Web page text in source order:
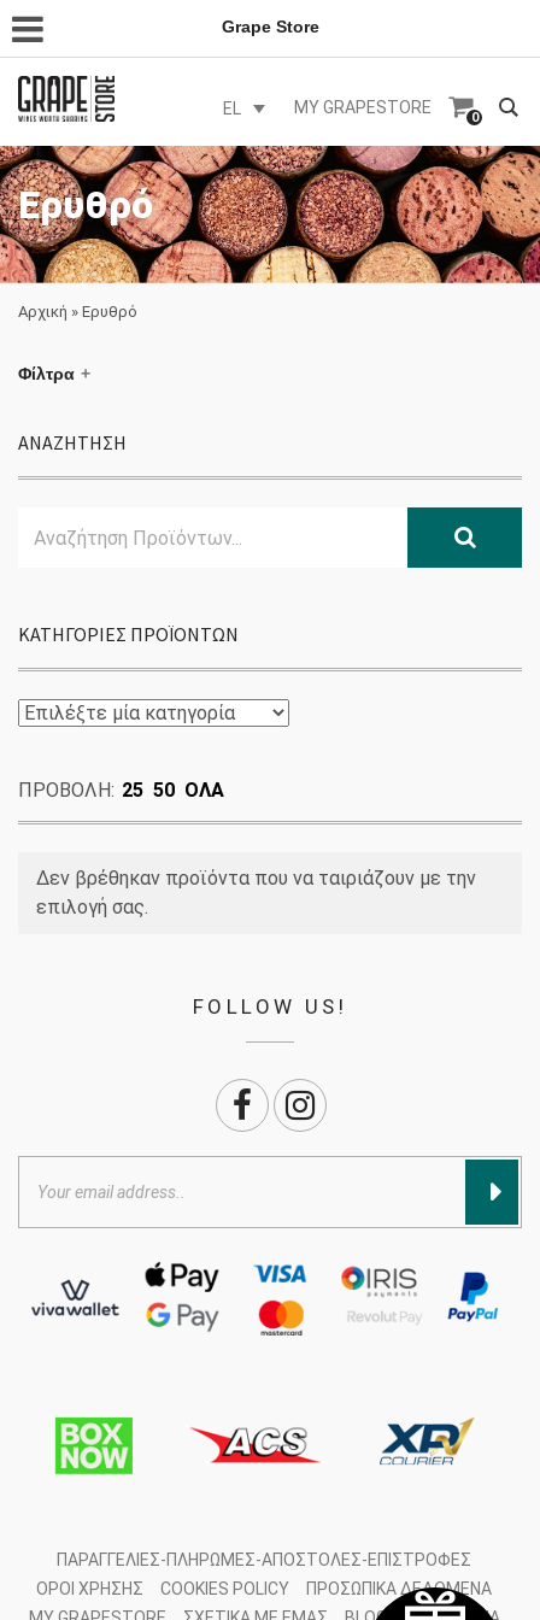
Grape Store
EL MY GRAPESTORE
0
Ερυθρό
Αρχική » Ερυθρό
Φίλτρα
ΑΝΑΖΗΤΗΣΗ
for:
ΚΑΤΗΓΟΡΊΕΣ ΠΡΟΪΌΝΤΩΝ
ΠΡΟΒΟΛΗ: 25 50 ΟΛΑ
Δεν βρέθηκαν προϊόντα που να ταιριάζουν με την
επιλογή σας.
FOLLOW US!
ΠΑΡΑΓΓΕΛΊΕΣ-ΠΛΗΡΩΜΈΣ-ΑΠΟΣΤΟΛΈΣ-ΕΠΙΣΤΡΟΦΈΣ
ΌΡΟΙ ΧΡΉΣΗΣ
COOKIES POLICY
ΠΡΟΣΩΠΙΚΆ ΔΕΔΟΜΈΝΑ